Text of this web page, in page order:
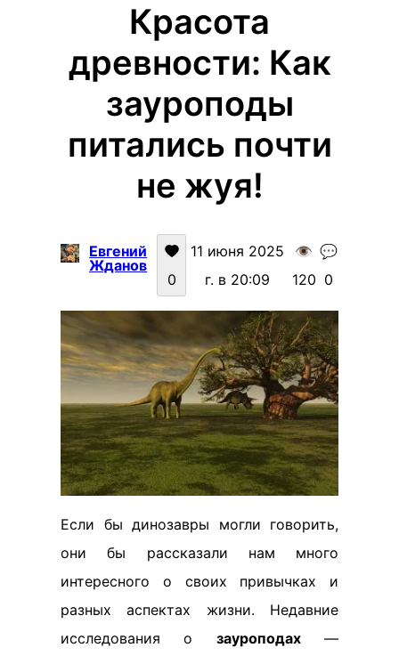
Красота
древности: Как
зауроподы
питались почти
не жуя!
Евгений
Жданов
0
11 июня 2025
г. в 20:09
👁️
120
💬
0
Если бы динозавры могли говорить,
они бы рассказали нам много
интересного о своих привычках и
разных аспектах жизни. Недавние
исследования о зауроподах—